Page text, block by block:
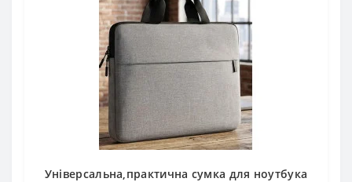
Універсальна,практична сумка для ноутбука